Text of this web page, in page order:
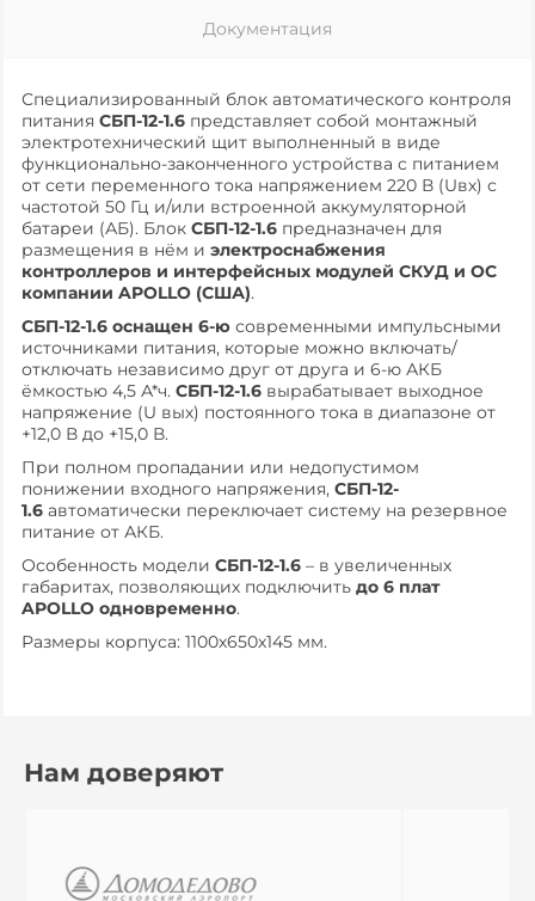
Документация
Специализированный блок автоматического контроля
питания СБП-12-1.6 представляет собой монтажный
электротехнический щит выполненный в виде
функционально-законченного устройства с питанием
от сети переменного тока напряжением 220 В (Uвх) с
частотой 50 Гц и/или встроенной аккумуляторной
батареи (АБ). Блок СБП-12-1.6 предназначен для
размещения в нём и электроснабжения
контроллеров и интерфейсных модулей СКУД и ОС
компании APOLLO (США).
СБП-12-1.6 оснащен 6-ю современными импульсными
источниками питания, которые можно включать/
отключать независимо друг от друга и 6-ю АКБ
ёмкостью 4,5 А*ч. СБП-12-1.6 вырабатывает выходное
напряжение (U вых) постоянного тока в диапазоне от
+12,0 В до +15,0 В.
При полном пропадании или недопустимом
понижении входного напряжения, СБП-12-
1.6 автоматически переключает систему на резервное
питание от АКБ.
Особенность модели СБП-12-1.6 – в увеличенных
габаритах, позволяющих подключить до 6 плат
APOLLO одновременно.
Размеры корпуса: 1100х650х145 мм.
Нам доверяют